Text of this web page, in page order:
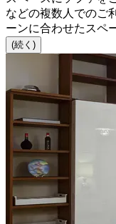
などの複数人でのご
ーンに合わせたスペ
(続く)